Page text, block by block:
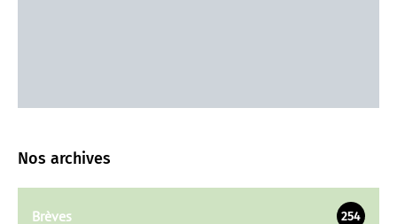
Nos archives
Brèves 254